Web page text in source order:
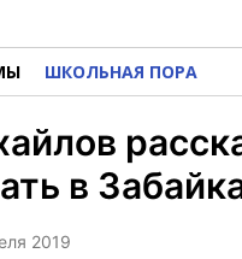
ШКОЛЬНАЯ ПОРА
в
2019